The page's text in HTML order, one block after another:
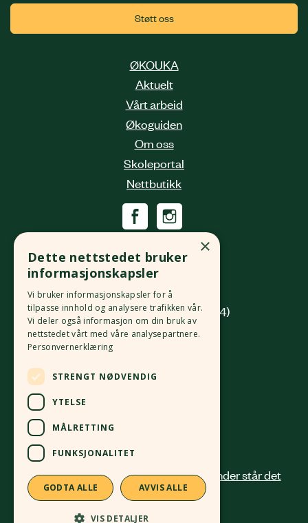
Støtt oss
ØKOUKA
Aktuelt
Vårt arbeid
Økoguiden
Om oss
Skoleportal
Nettbutikk
Grønlandsleiret 31
0190 Oslo
(innkjøring fra Platous gate 14)
Org. nr.982 512 069 MVA
Kontonr.
×
Dette nettstedet bruker
informasjonskapsler
Vi bruker informasjonskapsler for å
tilpasse innhold og analysere trafikken vår.
Vi deler også informasjon om din bruk av
nettstedet vårt med våre analysepartnere.
Personvernerklæring
STRENGT NØDVENDIG
YTELSE
MÅLRETTING
FUNKSJONALITET
GODTA ALLE AVVIS ALLE
VIS DETALJER